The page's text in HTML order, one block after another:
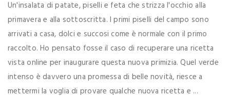
Un'insalata di patate, piselli e feta che strizza l'occhio alla
primavera e alla sottoscritta. I primi piselli del campo sono
arrivati a casa, dolci e succosi come è normale con il primo
raccolto. Ho pensato fosse il caso di recuperare una ricetta
vista online per inaugurare questa nuova primizia. Quel verde
intenso è davvero una promessa di belle novità, riesce a
mettermi la voglia di provare qualche nuova ricetta e ...